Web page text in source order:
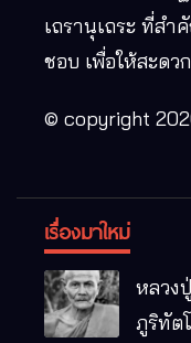
เถรานุเถระ ที่ส
ชอบ เพื่อให้สะดว
© copyright
เรื่องมาใหม่
หลวง
ภูริทัต